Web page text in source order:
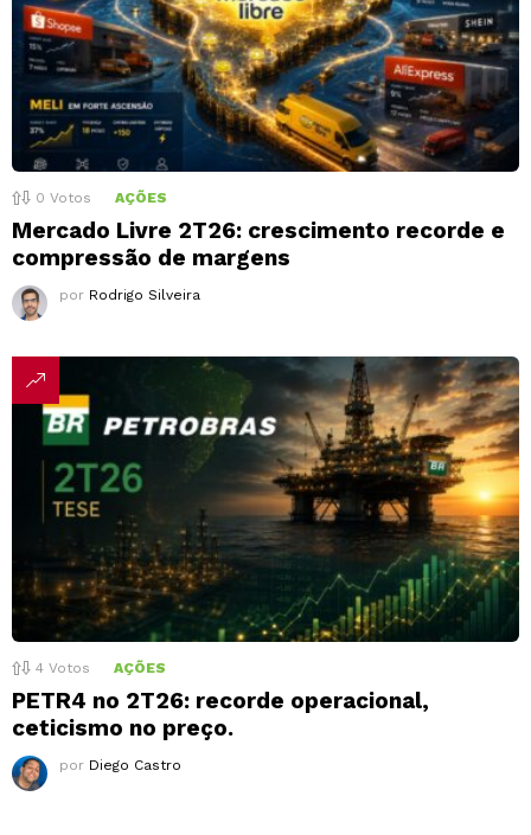
0 Votos AÇÕES
Mercado Livre 2T26: crescimento recorde e
compressão de margens
por Rodrigo Silveira
4 Votos AÇÕES
PETR4 no 2T26: recorde operacional,
ceticismo no preço.
por Diego Castro